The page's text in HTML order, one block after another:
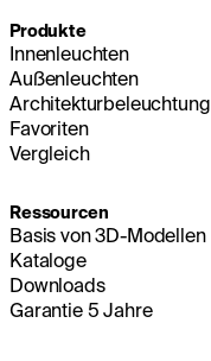
Produkte
Innenleuchten
Außenleuchten
Architekturbeleuchtung
Favoriten
Vergleich
Ressourcen
Basis von 3D-Modellen
Kataloge
Downloads
Garantie 5 Jahre